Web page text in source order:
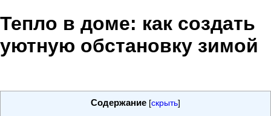
Тепло в доме: как создать
уютную обстановку зимой
Содержание [скрыть]